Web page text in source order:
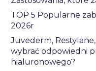
TOP 5 Popularne
2026r
Juvederm,
wybrać odpowiedni
hialuronowego?